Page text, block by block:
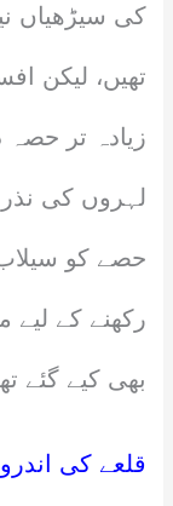
کی سیڑھیاں
تھیں، لیکن
زیادہ تر حصہ
لہروں کی
حصے کو
رکھنے کے
بھی کیے گئے
قلعے کی